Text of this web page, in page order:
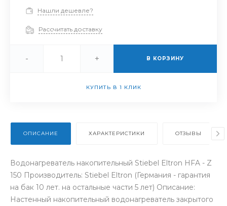
Нашли дешевле?
Рассчитать доставку
- + В КОРЗИНУ
КУПИТЬ В 1 КЛИК
ОПИСАНИЕ ХАРАКТЕРИСТИКИ ОТЗЫВЫ
Водонагреватель накопительный Stiebel Eltron HFA - Z
150 Производитель: Stiebel Eltron (Германия - гарантия
на бак 10 лет. на остальные части 5 лет) Описание:
Настенный накопительный водонагреватель закрытого